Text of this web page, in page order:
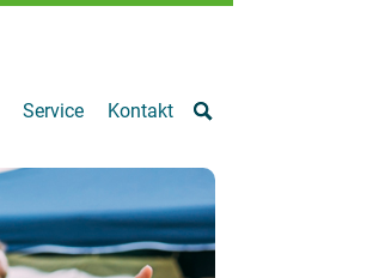
Service Kontakt